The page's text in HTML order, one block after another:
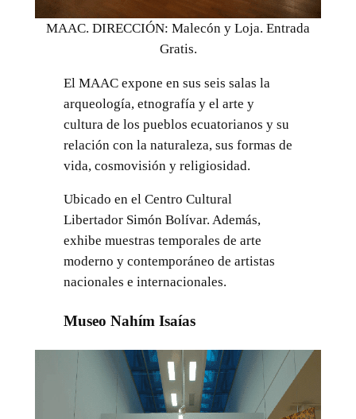
MAAC. DIRECCIÓN: Malecón y Loja. Entrada
Gratis.
El MAAC expone en sus seis salas la
arqueología, etnografía y el arte y
cultura de los pueblos ecuatorianos y su
relación con la naturaleza, sus formas de
vida, cosmovisión y religiosidad.
Ubicado en el Centro Cultural
Libertador Simón Bolívar. Además,
exhibe muestras temporales de arte
moderno y contemporáneo de artistas
nacionales e internacionales.
Museo Nahím Isaías